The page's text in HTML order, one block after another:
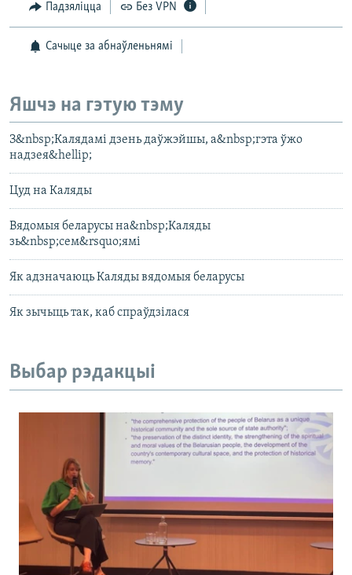
Падзяліцца Без VPN
Сачыце за абнаўленьнямі
Яшчэ на гэтую тэму
З&nbsp;Калядамі дзень даўжэйшы, а&nbsp;гэта ўжо
надзея&hellip;
Цуд на Каляды
Вядомыя беларусы на&nbsp;Каляды
зь&nbsp;сем&rsquo;ямі
Як адзначаюць Каляды вядомыя беларусы
Як зычыць так, каб спраўдзілася
Выбар рэдакцыі